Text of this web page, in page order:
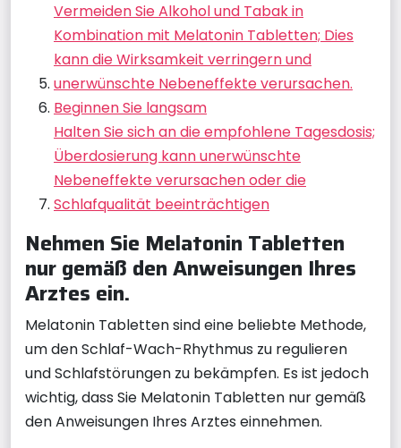
Vermeiden Sie Alkohol und Tabak in
Kombination mit Melatonin Tabletten; Dies
kann die Wirksamkeit verringern und
unerwünschte Nebeneffekte verursachen.
Beginnen Sie langsam
Halten Sie sich an die empfohlene Tagesdosis;
Überdosierung kann unerwünschte
Nebeneffekte verursachen oder die
Schlafqualität beeinträchtigen
Nehmen Sie Melatonin Tabletten
nur gemäß den Anweisungen Ihres
Arztes ein.
Melatonin Tabletten sind eine beliebte Methode,
um den Schlaf-Wach-Rhythmus zu regulieren
und Schlafstörungen zu bekämpfen. Es ist jedoch
wichtig, dass Sie Melatonin Tabletten nur gemäß
den Anweisungen Ihres Arztes einnehmen.